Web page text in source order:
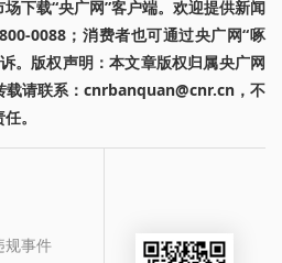
下载“央广网”客户端。欢迎提供新闻
0088；消费者也可通过央广网“啄
。版权声明：本文章版权归属央广网
载请联系：cnrbanquan@cnr.cn，不
。
规事件